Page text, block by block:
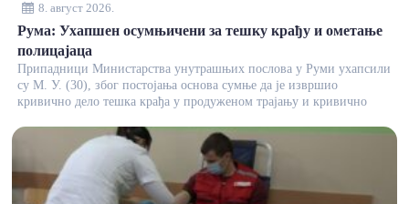
8. август 2026.
Рума: Ухапшен осумњичени за тешку крађу и ометање
полицајаца
Припадници Министарства унутрашњих послова у Руми ухапсили
су М. У. (30), због постојања основа сумње да је извршио
кривично дело тешка крађа у продуженом трајању и кривично